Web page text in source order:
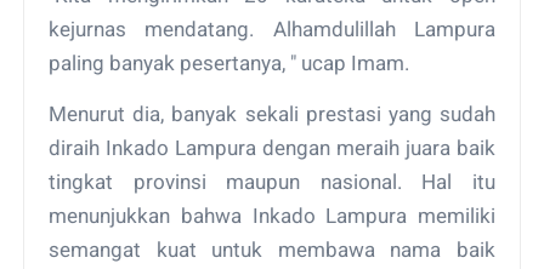
kejurnas mendatang. Alhamdulillah Lampura
paling banyak pesertanya, " ucap Imam.
Menurut dia, banyak sekali prestasi yang sudah
diraih Inkado Lampura dengan meraih juara baik
tingkat provinsi maupun nasional. Hal itu
menunjukkan bahwa Inkado Lampura memiliki
semangat kuat untuk membawa nama baik